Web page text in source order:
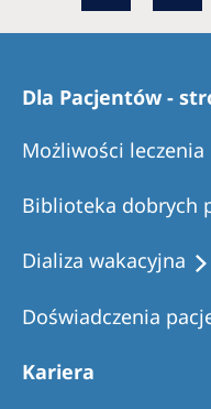
Romania
Serbia
Slovakia
Slovenia
Switzerland
United Kingdom
Dla Pacjentów -
Możliwości leczenia
Biblioteka dobrych
Dializa wakacyjna
Doświadczenia
Kariera